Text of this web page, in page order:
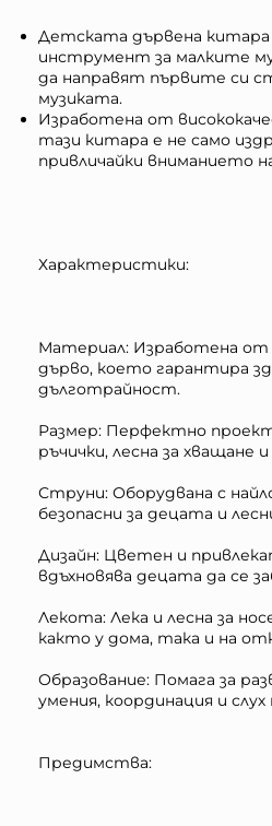
Детската дървена китара
инструмент за малките
да направят първите си
музиката.
Изработена от
тази китара е не само
привличайки вниманието
Характеристики:
Материал: Изработена от
дърво, което гарантира
дълготрайност.
Размер: Перфектно
ръчички, лесна за хващане
Струни: Оборудвана с
безопасни за децата и
Дизайн: Цветен и
вдъхновява децата да се
Лекота: Лека и лесна за
както у дома, така и на
Образование: Помага за
умения, координация и
Предимства: